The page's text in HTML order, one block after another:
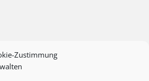
Zustimmung